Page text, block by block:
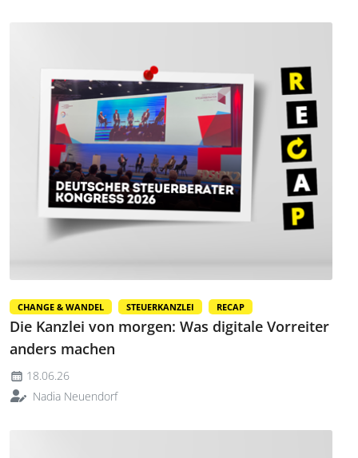
CHANGE & WANDEL STEUERKANZLEI RECAP
Die Kanzlei von morgen: Was digitale Vorreiter
anders machen
18.06.26
Nadia Neuendorf